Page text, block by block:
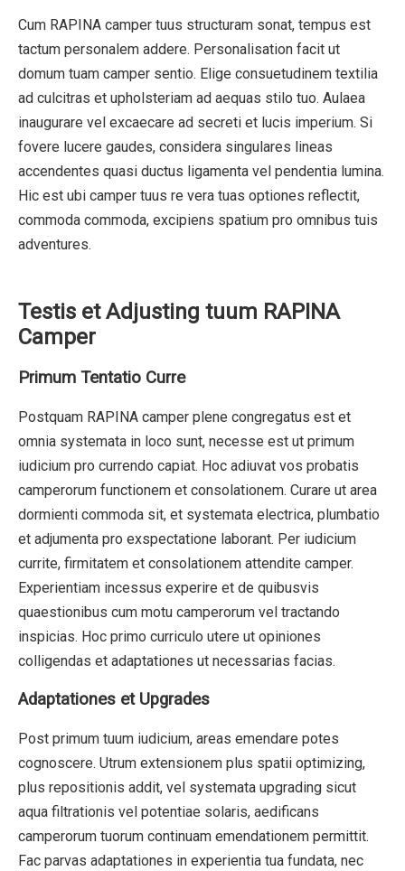
Cum RAPINA camper tuus structuram sonat, tempus est
tactum personalem addere. Personalisation facit ut
domum tuam camper sentio. Elige consuetudinem textilia
ad culcitras et upholsteriam ad aequas stilo tuo. Aulaea
inaugurare vel excaecare ad secreti et lucis imperium. Si
fovere lucere gaudes, considera singulares lineas
accendentes quasi ductus ligamenta vel pendentia lumina.
Hic est ubi camper tuus re vera tuas optiones reflectit,
commoda commoda, excipiens spatium pro omnibus tuis
adventures.
Testis et Adjusting tuum RAPINA
Camper
Primum Tentatio Curre
Postquam RAPINA camper plene congregatus est et
omnia systemata in loco sunt, necesse est ut primum
iudicium pro currendo capiat. Hoc adiuvat vos probatis
camperorum functionem et consolationem. Curare ut area
dormienti commoda sit, et systemata electrica, plumbatio
et adjumenta pro exspectatione laborant. Per iudicium
currite, firmitatem et consolationem attendite camper.
Experientiam incessus experire et de quibusvis
quaestionibus cum motu camperorum vel tractando
inspicias. Hoc primo curriculo utere ut opiniones
colligendas et adaptationes ut necessarias facias.
Adaptationes et Upgrades
Post primum tuum iudicium, areas emendare potes
cognoscere. Utrum extensionem plus spatii optimizing,
plus repositionis addit, vel systemata upgrading sicut
aqua filtrationis vel potentiae solaris, aedificans
camperorum tuorum continuam emendationem permittit.
Fac parvas adaptationes in experientia tua fundata, nec